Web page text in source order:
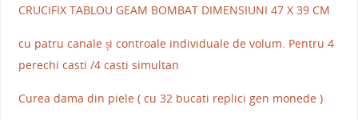
CRUCIFIX TABLOU GEAM BOMBAT DIMENSIUNI 47 X 39 CM
cu patru canale și controale individuale de volum. Pentru 4
perechi casti /4 casti simultan
Curea dama din piele ( cu 32 bucati replici gen monede )